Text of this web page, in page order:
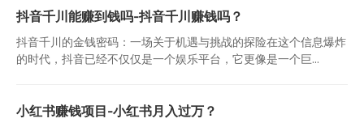
抖音千川能赚到钱吗-抖音千川赚钱吗？
抖音千川的金钱密码：一场关于机遇与挑战的探险在这个信息爆炸
的时代，抖音已经不仅仅是一个娱乐平台，它更像是一个巨...
小红书赚钱项目-小红书月入过万？